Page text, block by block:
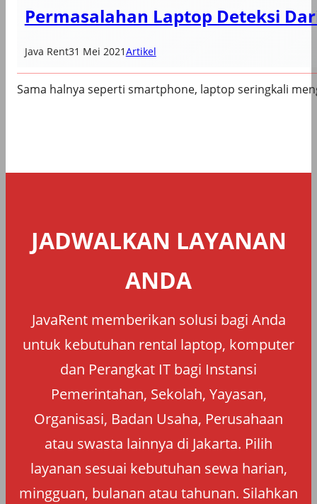
Permasalahan Laptop Deteksi
Java Rent31 Mei 2021Artikel
Sama halnya seperti smartphone, laptop seringkali
JADWALKAN LAYANAN
ANDA
JavaRent memberikan solusi bagi Anda
untuk kebutuhan rental laptop, komputer
dan Perangkat IT bagi Instansi
Pemerintahan, Sekolah, Yayasan,
Organisasi, Badan Usaha, Perusahaan
atau swasta lainnya di Jakarta. Pilih
layanan sesuai kebutuhan sewa harian,
mingguan, bulanan atau tahunan. Silahkan